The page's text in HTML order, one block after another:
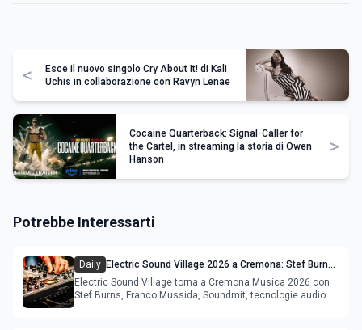
<
Esce il nuovo singolo Cry About It! di Kali
Uchis in collaborazione con Ravyn Lenae
Cocaine Quarterback: Signal-Caller for
the Cartel, in streaming la storia di Owen
Hanson
>
Potrebbe Interessarti
Daily Electric Sound Village 2026 a Cremona: Stef Burns,
Soundmit e Young Band Contest, il programma
Electric Sound Village torna a Cremona Musica 2026 con
Stef Burns, Franco Mussida, Soundmit, tecnologie audio e